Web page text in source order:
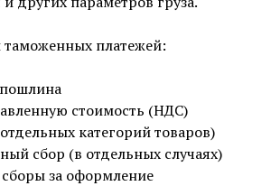
платежей:
стоимость (НДС)
категорий товаров)
сбор (в отдельных случаях)
за оформление